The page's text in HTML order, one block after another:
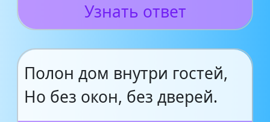
Узнать ответ
Полон дом внутри гостей,
Но без окон, без дверей.